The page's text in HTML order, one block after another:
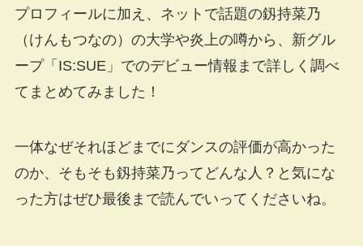
プロフィールに加え、ネットで話題の釼持菜乃
（けんもつなの）の大学や炎上の噂から、新グル
ープ「IS:SUE」でのデビュー情報まで詳しく調べ
てまとめてみました！
一体なぜそれほどまでにダンスの評価が高かった
のか、そもそも釼持菜乃ってどんな人？と気にな
った方はぜひ最後まで読んでいってくださいね。